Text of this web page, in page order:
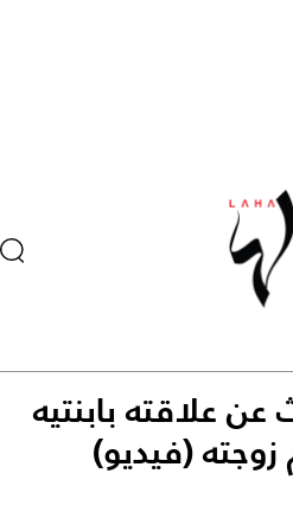
علاقته بابنتيه
(فيديو)